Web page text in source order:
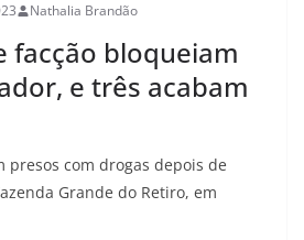
Nathalia Brandão
facção bloqueiam
e três acabam
presos com drogas depois de
Grande do Retiro, em